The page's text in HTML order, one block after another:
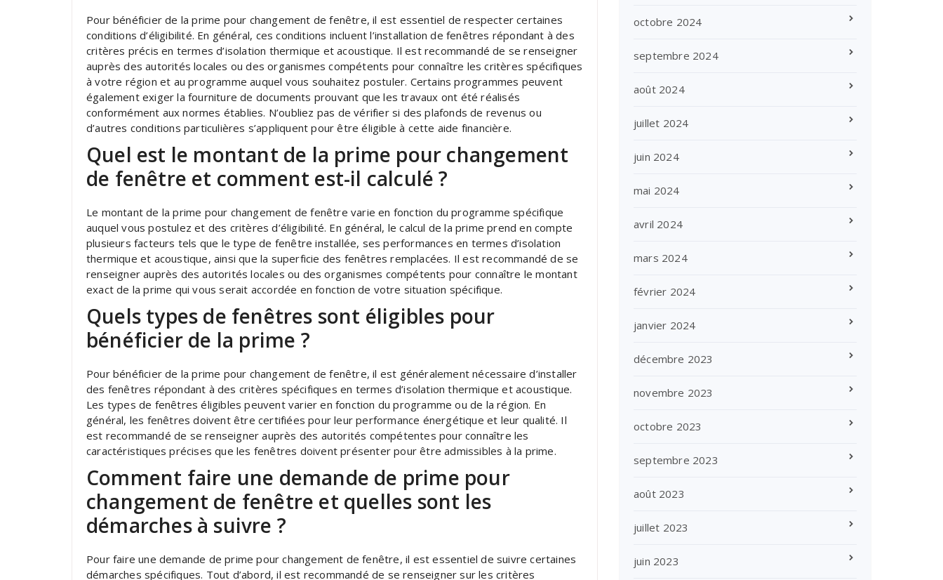
Pour bénéficier de la prime pour changement de fenêtre, il est essentiel de respecter certaines
conditions d’éligibilité. En général, ces conditions incluent l’installation de fenêtres répondant à des
critères précis en termes d’isolation thermique et acoustique. Il est recommandé de se renseigner
auprès des autorités locales ou des organismes compétents pour connaître les critères spécifiques
à votre région et au programme auquel vous souhaitez postuler. Certains programmes peuvent
également exiger la fourniture de documents prouvant que les travaux ont été réalisés
conformément aux normes établies. N’oubliez pas de vérifier si des plafonds de revenus ou
d’autres conditions particulières s’appliquent pour être éligible à cette aide financière.
Quel est le montant de la prime pour changement
de fenêtre et comment est-il calculé ?
Le montant de la prime pour changement de fenêtre varie en fonction du programme spécifique
auquel vous postulez et des critères d’éligibilité. En général, le calcul de la prime prend en compte
plusieurs facteurs tels que le type de fenêtre installée, ses performances en termes d’isolation
thermique et acoustique, ainsi que la superficie des fenêtres remplacées. Il est recommandé de se
renseigner auprès des autorités locales ou des organismes compétents pour connaître le montant
exact de la prime qui vous serait accordée en fonction de votre situation spécifique.
Quels types de fenêtres sont éligibles pour
bénéficier de la prime ?
Pour bénéficier de la prime pour changement de fenêtre, il est généralement nécessaire d’installer
des fenêtres répondant à des critères spécifiques en termes d’isolation thermique et acoustique.
Les types de fenêtres éligibles peuvent varier en fonction du programme ou de la région. En
général, les fenêtres doivent être certifiées pour leur performance énergétique et leur qualité. Il
est recommandé de se renseigner auprès des autorités compétentes pour connaître les
caractéristiques précises que les fenêtres doivent présenter pour être admissibles à la prime.
Comment faire une demande de prime pour
changement de fenêtre et quelles sont les
démarches à suivre ?
Pour faire une demande de prime pour changement de fenêtre, il est essentiel de suivre certaines
démarches spécifiques. Tout d’abord, il est recommandé de se renseigner sur les critères
octobre 2024
septembre 2024
août 2024
juillet 2024
juin 2024
mai 2024
avril 2024
mars 2024
février 2024
janvier 2024
décembre 2023
novembre 2023
octobre 2023
septembre 2023
août 2023
juillet 2023
juin 2023